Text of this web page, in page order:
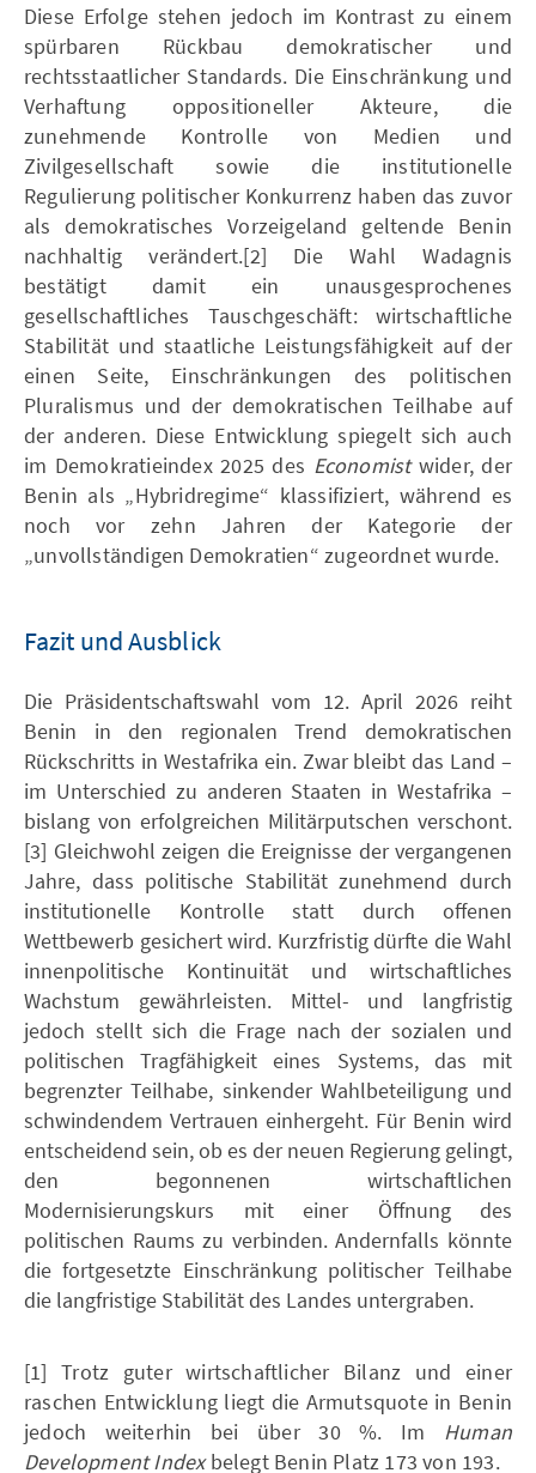
Diese Erfolge stehen jedoch im Kontrast zu einem
spürbaren Rückbau demokratischer und
rechtsstaatlicher Standards. Die Einschränkung und
Verhaftung oppositioneller Akteure, die
zunehmende Kontrolle von Medien und
Zivilgesellschaft sowie die institutionelle
Regulierung politischer Konkurrenz haben das zuvor
als demokratisches Vorzeigeland geltende Benin
nachhaltig verändert.[2] Die Wahl Wadagnis
bestätigt damit ein unausgesprochenes
gesellschaftliches Tauschgeschäft: wirtschaftliche
Stabilität und staatliche Leistungsfähigkeit auf der
einen Seite, Einschränkungen des politischen
Pluralismus und der demokratischen Teilhabe auf
der anderen. Diese Entwicklung spiegelt sich auch
im Demokratieindex 2025 des Economistwider, der
Benin als „Hybridregime“ klassifiziert, während es
noch vor zehn Jahren der Kategorie der
„unvollständigen Demokratien“ zugeordnet wurde.
Fazit und Ausblick
Die Präsidentschaftswahl vom 12. April 2026 reiht
Benin in den regionalen Trend demokratischen
Rückschritts in Westafrika ein. Zwar bleibt das Land –
im Unterschied zu anderen Staaten in Westafrika –
bislang von erfolgreichen Militärputschen verschont.
[3] Gleichwohl zeigen die Ereignisse der vergangenen
Jahre, dass politische Stabilität zunehmend durch
institutionelle Kontrolle statt durch offenen
Wettbewerb gesichert wird. Kurzfristig dürfte die Wahl
innenpolitische Kontinuität und wirtschaftliches
Wachstum gewährleisten. Mittel- und langfristig
jedoch stellt sich die Frage nach der sozialen und
politischen Tragfähigkeit eines Systems, das mit
begrenzter Teilhabe, sinkender Wahlbeteiligung und
schwindendem Vertrauen einhergeht. Für Benin wird
entscheidend sein, ob es der neuen Regierung gelingt,
den begonnenen wirtschaftlichen
Modernisierungskurs mit einer Öffnung des
politischen Raums zu verbinden. Andernfalls könnte
die fortgesetzte Einschränkung politischer Teilhabe
die langfristige Stabilität des Landes untergraben.
[1] Trotz guter wirtschaftlicher Bilanz und einer
raschen Entwicklung liegt die Armutsquote in Benin
jedoch weiterhin bei über 30 %. Im Human
Development Indexbelegt Benin Platz 173 von 193.